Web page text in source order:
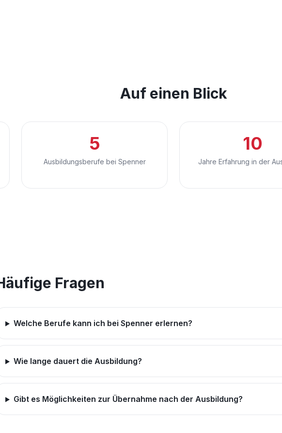
Auf einen Blick
5
Ausbildungsberufe bei Spenner
10
Jahre Erfahrung in der
Fragen
Welche Berufe kann ich bei Spenner erlernen?
Wie lange dauert die Ausbildung?
Gibt es Möglichkeiten zur Übernahme nach der Ausbildung?